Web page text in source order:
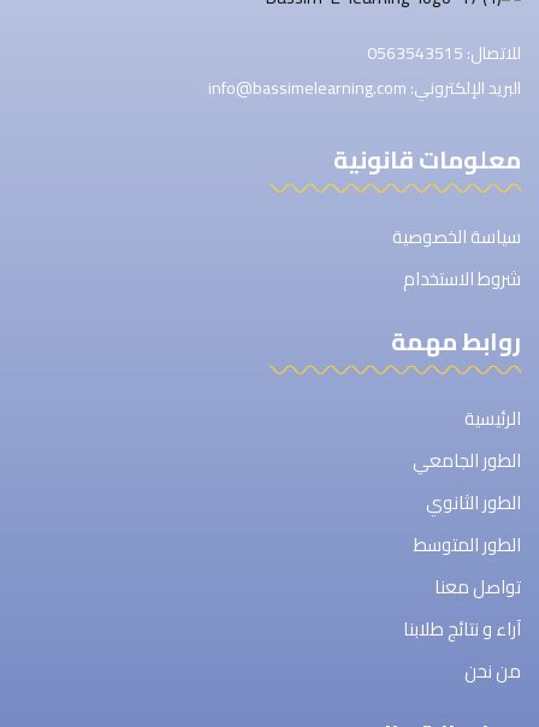
للاتصال: 0563543515
البريد الإلكتروني: info@bassimelearning.com
معلومات قانونية
سياسة الخصوصية
شروط الاستخدام
روابط مهمة
الرئيسية
الطور الجامعي
الطور الثانوي
الطور المتوسط
تواصل معنا
آراء و نتائج طلابنا
من نحن